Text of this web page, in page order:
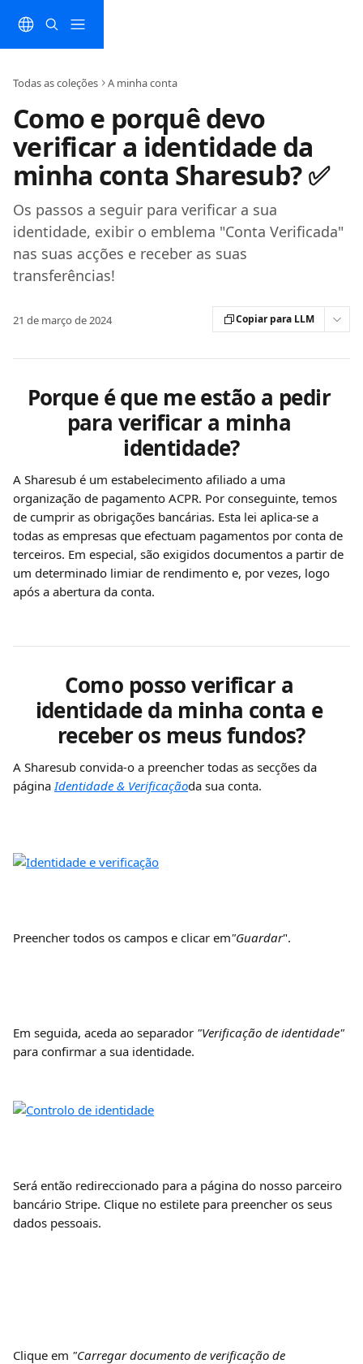
Todas as coleções A minha conta
Como e porquê devo
verificar a identidade da
minha conta Sharesub? ✅
Os passos a seguir para verificar a sua
identidade, exibir o emblema "Conta Verificada"
nas suas acções e receber as suas
transferências!
21 de março de 2024 Copiar para LLM
Porque é que me estão a pedir
para verificar a minha
identidade?
A Sharesub é um estabelecimento afiliado a uma
organização de pagamento ACPR. Por conseguinte, temos
de cumprir as obrigações bancárias. Esta lei aplica-se a
todas as empresas que efectuam pagamentos por conta de
terceiros. Em especial, são exigidos documentos a partir de
um determinado limiar de rendimento e, por vezes, logo
após a abertura da conta.
Como posso verificar a
identidade da minha conta e
receber os meus fundos?
A Sharesub convida-o a preencher todas as secções da
página Identidade & Verificaçãoda sua conta.
Preencher todos os campos e clicar em"Guardar".
Em seguida, aceda ao separador "Verificação de identidade"
para confirmar a sua identidade.
Será então redireccionado para a página do nosso parceiro
bancário Stripe. Clique no estilete para preencher os seus
dados pessoais.
Clique em "Carregar documento de verificação de